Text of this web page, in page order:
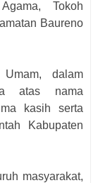
Tokoh
Baureno
dalam
atas nama
kasih serta
Kabupaten
masyarakat,